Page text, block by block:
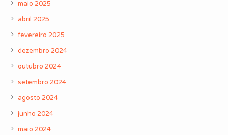
maio 2025
abril 2025
fevereiro 2025
dezembro 2024
outubro 2024
setembro 2024
agosto 2024
junho 2024
maio 2024